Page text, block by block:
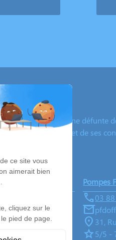
de la personne
de ses valeurs et de ses
Pompes
03
31,
5/5 -